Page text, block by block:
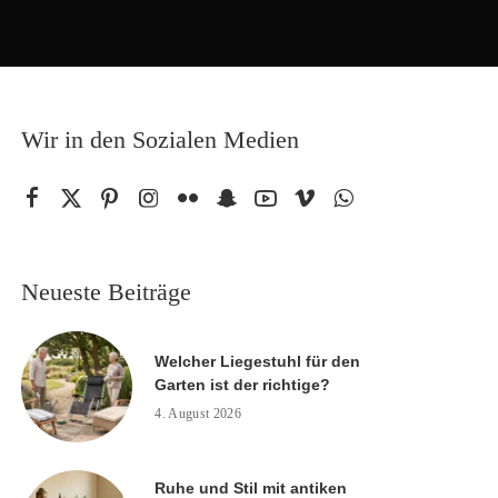
Wir in den Sozialen Medien
Neueste Beiträge
Welcher Liegestuhl für den
Garten ist der richtige?
4. August 2026
Ruhe und Stil mit antiken